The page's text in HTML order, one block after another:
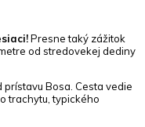
Presne taký zážitok
od stredovekej dediny
Bosa. Cesta vedie
trachytu, typického